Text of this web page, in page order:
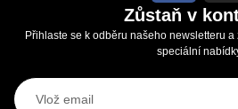
Zůstaň v
Přihlaste se k odběru našeho newsletteru
speciální